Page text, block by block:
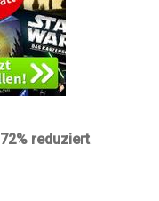
72% reduziert